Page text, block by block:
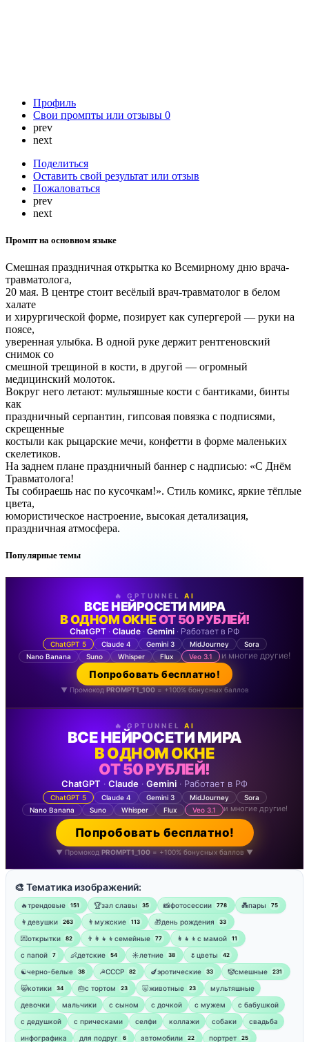
Профиль
Свои промпты или отзывы 0
prev
next
Поделиться
Оставить свой результат или отзыв
Пожаловаться
prev
next
Промпт на основном языке
Смешная праздничная открытка ко Всемирному дню врача-
травматолога,
20 мая. В центре стоит весёлый врач-травматолог в белом
халате
и хирургической форме, позирует как супергерой — руки на
поясе,
уверенная улыбка. В одной руке держит рентгеновский
снимок со
смешной трещиной в кости, в другой — огромный
медицинский молоток.
Вокруг него летают: мультяшные кости с бантиками, бинты
как
праздничный серпантин, гипсовая повязка с подписями,
скрещенные
костыли как рыцарские мечи, конфетти в форме маленьких
скелетиков.
На заднем плане праздничный баннер с надписью: «С Днём
Травматолога!
Ты собираешь нас по кусочкам!». Стиль комикс, яркие тёплые
цвета,
юмористическое настроение, высокая детализация,
праздничная атмосфера.
Популярные темы
🔥 GPTUNNEL AI
ВСЕ НЕЙРОСЕТИ МИРА
В ОДНОМ ОКНЕОТ 50 РУБЛЕЙ!
ChatGPT · Claude · Gemini · Работает в РФ
ChatGPT 5 Claude 4 Gemini 3 MidJourney
Sora
Nano Banana
Suno Whisper Flux Veo 3.1 и многие другие!
Попробовать бесплатно!
▼ Промокод PROMPT1_100= +100% бонусных баллов
🔥 GPTUNNEL AI
ВСЕ НЕЙРОСЕТИ МИРА
В ОДНОМ ОКНЕ
ОТ 50 РУБЛЕЙ!
ChatGPT · Claude · Gemini · Работает в РФ
ChatGPT 5 Claude 4 Gemini 3 MidJourney
Sora
Nano Banana
Suno Whisper Flux Veo 3.1 и многие другие!
Попробовать бесплатно!
▼ Промокод PROMPT1_100 = +100% бонусных баллов ▼
🎨 Тематика изображений:
🔥трендовые 151 🏆зал славы 35 📸фотосессии 778 💑пары 75
👩девушки 263 👨мужские 113 🎁день рождения 33
💌открытки 82 👨‍👩‍👧‍👦семейные 77 👩‍👧‍👦с мамой 11
‍с папой 7 👶детские 54 ☀️летние 38 🌷цветы 42
☯︎черно-белые 38 ☭СССР 82 🍆эротические 33 🤡смешные 231
😸котики 34 🎂с тортом 23 🐷животные 23
мультяшные
девочки
мальчики с сыном с дочкой с мужем
с бабушкой
с дедушкой
с прическами селфи коллажи собаки
свадьба
инфографика
для подруг 6 автомобили 22 портрет 25